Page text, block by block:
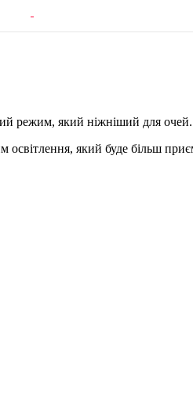
режим, який ніжніший для очей.
освітлення, який буде більш